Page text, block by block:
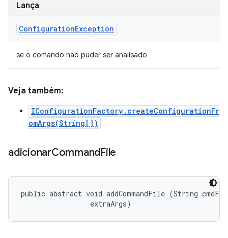
Lança
ConfigurationException
se o comando não puder ser analisado
Veja também:
IConfigurationFactory.createConfigurationFr
omArgs(String[])
adicionarCommandFile
public abstract void addCommandFile (String
extraArgs)